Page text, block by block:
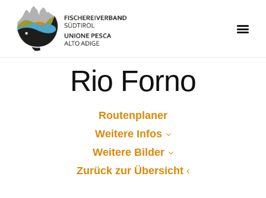
Rio Forno
Routenplaner
Weitere Infos
Weitere Bilder
Zurück zur Übersicht